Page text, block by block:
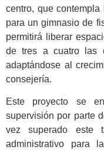
centro, que
para un gimnasio de
permitirá liberar
de tres a cuatro las
adaptándose al
consejería.
Este proyecto se
supervisión por parte
vez superado este
administrativo para